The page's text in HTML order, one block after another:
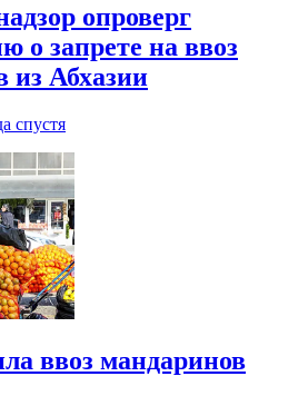
опроверг
о запрете на ввоз
из Абхазии
спустя
ввоз мандаринов